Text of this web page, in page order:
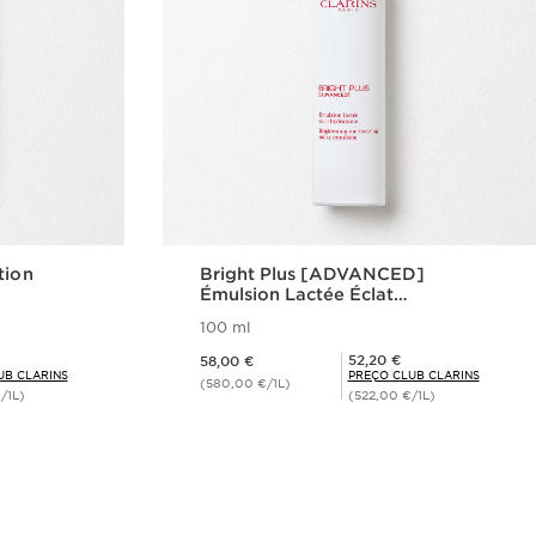
CLARINS
1L)
Bright Plus [ADVANCED]
Émulsion Lactée Éclat
100 ml
58,00 €
(580,00 €/1L)
Preço Club Clarins 52,20 €
52,20 €
PREÇO CLUB CLARINS
(522,00 €/1L)